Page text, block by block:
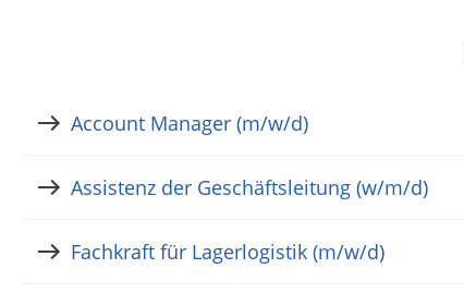
Account Manager (m/w/d)
Assistenz der Geschäftsleitung (w/m/d)
Fachkraft für Lagerlogistik (m/w/d)